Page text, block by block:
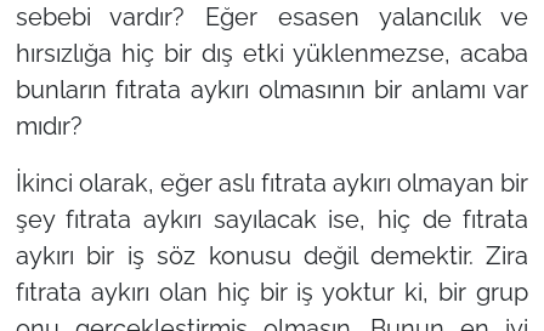
sebebi vardır? Eğer esasen yalancılık ve
hırsızlığa hiç bir dış etki yüklenmezse, acaba
bunların fıtrata aykırı olmasının bir anlamı var
mıdır?
İkinci olarak, eğer aslı fıtrata aykırı olmayan bir
şey fıtrata aykırı sayılacak ise, hiç de fıtrata
aykırı bir iş söz konusu değil demektir. Zira
fıtrata aykırı olan hiç bir iş yoktur ki, bir grup